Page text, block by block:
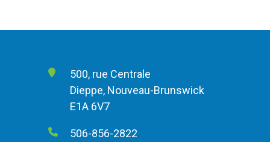
500, rue Centrale
Dieppe, Nouveau-Brunswick
E1A 6V7
506-856-2822